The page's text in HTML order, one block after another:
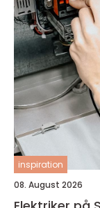
inspiration
08. August 2026